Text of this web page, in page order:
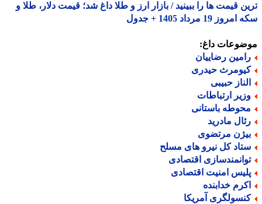
قیمت ها را ببینید / بازار ارز و طلا داغ شد؛ قیمت دلار، طلا و
19 مرداد 1405 + جدول
داغ:
رضاییان
حیدری
حبیبی
ارتباطات
باستانی
مادرید
مرتضوی
کل نیرو های مسلح
اقتصادی
امنیت اقتصادی
خدابنده
آمریکا